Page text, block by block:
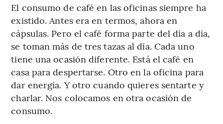
El consumo de café en las oficinas siempre ha
existido. Antes era en termos, ahora en
cápsulas. Pero el café forma parte del día a día,
se toman más de tres tazas al día. Cada uno
tiene una ocasión diferente. Está el café en
casa para despertarse. Otro en la oficina para
dar energía. Y otro cuando quieres sentarte y
charlar. Nos colocamos en otra ocasión de
consumo.